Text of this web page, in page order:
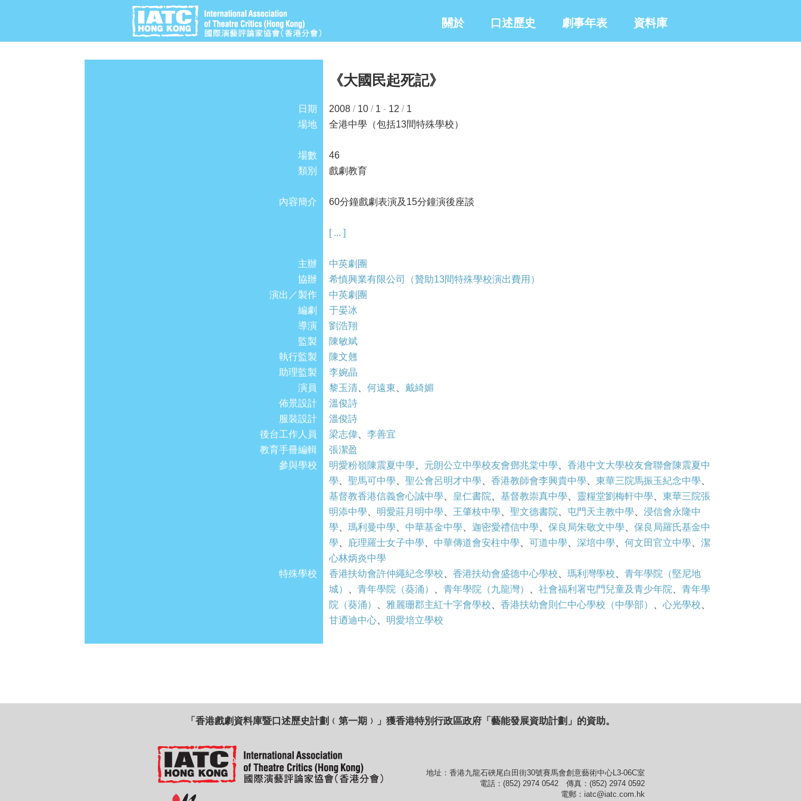
關於 口述歷史 劇事年表 資料庫
《大國民起死記》
日期 2008 /10 /1 - 12 /1
場地
全港中學（包括13間特殊學校）
場數
46
類別
戲劇教育
內容簡介 60分鐘戲劇表演及15分鐘演後座談
[ ... ]
主辦
中英劇團
協辦
希慎興業有限公司（贊助13間特殊學校演出費用）
演出／製作
中英劇團
編劇
于晏冰
導演
劉浩翔
監製
陳敏斌
執行監製
陳文翹
助理監製
李婉晶
演員
黎玉清 何遠東
戴綺媚
佈景設計
溫俊詩
服裝設計
溫俊詩
後台工作人員
梁志偉
李善宜
教育手冊編輯
張潔盈
參與學校
明愛粉嶺陳震夏中學 元朗公立中學校友會鄧兆棠中學
香港中文大學校友會聯會陳震夏中
學
聖馬可中學 聖公會呂明才中學 香港教師會李興貴中學 東華三院馬振玉紀念中學
基督教香港信義會心誠中學
皇仁書院 基督教崇真中學 靈糧堂劉梅軒中學
東華三院張
明添中學
明愛莊月明中學 王肇枝中學 聖文德書院 屯門天主教中學
浸信會永隆中
學
瑪利曼中學 中華基金中學 迦密愛禮信中學 保良局朱敬文中學
保良局羅氏基金中
學
庇理羅士女子中學 中華傳道會安柱中學 可道中學 深培中學 何文田官立中學
潔
心林炳炎中學
特殊學校
香港扶幼會許仲繩紀念學校 香港扶幼會盛德中心學校 瑪利灣學校
青年學院（堅尼地
城）
青年學院（葵涌） 青年學院（九龍灣） 社會福利署屯門兒童及青少年院
青年學
院（葵涌）
雅麗珊郡主紅十字會學校 香港扶幼會則仁中心學校（中學部） 心光學校
甘迺迪中心
明愛培立學校
「香港戲劇資料庫暨口述歷史計劃﹙第一期﹚」獲香港特別行政區政府「藝能發展資助計劃」的資助。
地址：香港九龍石硤尾白田街30號賽馬會創意藝術中心L3-06C室
電話：(852) 2974 0542 傳真：(852) 2974 0592
電郵：iatc@iatc.com.hk